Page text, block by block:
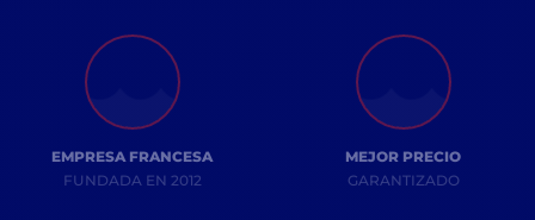
EMPRESA FRANCESA
FUNDADA EN 2012
MEJOR PRECIO
GARANTIZADO